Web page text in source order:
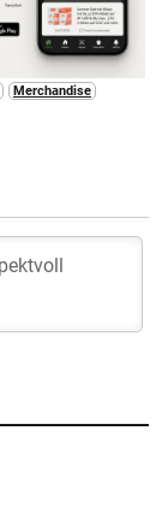
Merchandise